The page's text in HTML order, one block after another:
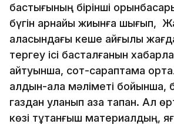
бастығының бірінші
бүгін арнайы жиынға шығып,
қаласындағы кеше қайғылы
тергеу ісі басталғанын
айтуынша, сот-сараптама
алдын-ала мәліметі бойынша,
газдан уланып қаза тапқан. Ал
көзі тұтанғыш материалдың,